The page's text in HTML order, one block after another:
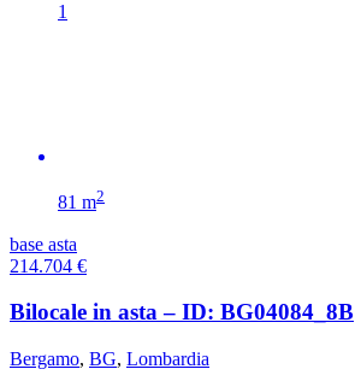
1
81 m2
base asta
214.704 €
Bilocale in asta – ID: BG04084_8B
Bergamo, BG, Lombardia